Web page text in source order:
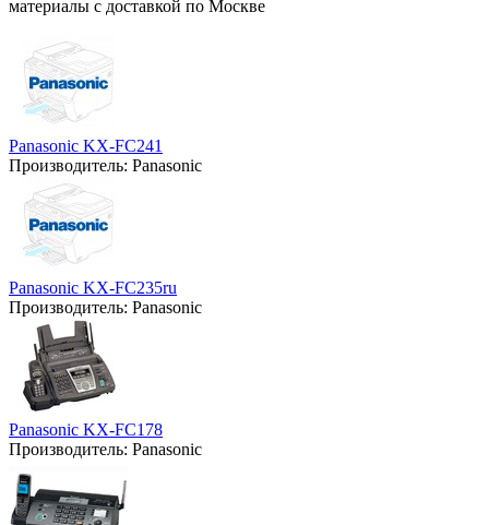
материалы с доставкой по Москве
Panasonic KX-FC241
Производитель: Panasonic
Panasonic KX-FC235ru
Производитель: Panasonic
Panasonic KX-FC178
Производитель: Panasonic